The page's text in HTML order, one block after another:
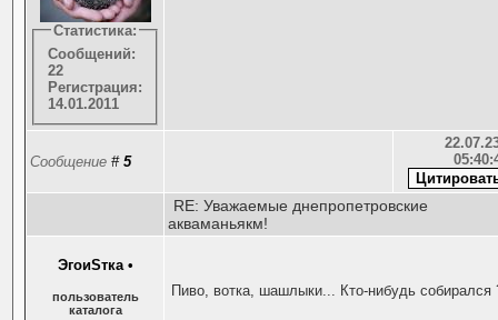
Статистика:
Сообщений:
22
Регистрация:
14.01.2011
Сообщение#5
RE: Уважаемые днепропетровские
акваманьякм!
ЭгоиSтка •
пользователь
каталога
Пиво, вотка, шашлыки... Кто-нибудь собирался